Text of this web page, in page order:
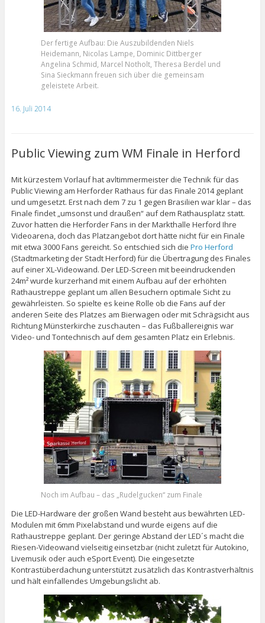
Der fertige Aufbau: Die Auszubildenden Niels
Heidemann, Nicolas Lampe, Dominic Dittberger
Angelina Schmid, Marcel Notholt, Theresa Berdel und
Sina Sieckmann freuen sich über die gemeinsam
geleistete Arbeit.
16. Juli 2014
Public Viewing zum WM Finale in Herford
Mit kürzestem Vorlauf hat avltimmermeister die Technik für das
Public Viewing am Herforder Rathaus für das Finale 2014 geplant
und umgesetzt. Erst nach dem 7 zu 1 gegen Brasilien war klar – das
Finale findet „umsonst und draußen“ auf dem Rathausplatz statt.
Zuvor hatten die Herforder Fans in der Markthalle Herford Ihre
Videoarena, doch das Platzangebot dort hätte nicht für ein Finale
mit etwa 3000 Fans gereicht. So entschied sich die Pro Herford
(Stadtmarketing der Stadt Herford) für die Übertragung des Finales
auf einer XL-Videowand. Der LED-Screen mit beeindruckenden
24m² wurde kurzerhand mit einem Aufbau auf der erhöhten
Rathaustreppe geplant um allen Besuchern optimale Sicht zu
gewährleisten. So spielte es keine Rolle ob die Fans auf der
anderen Seite des Platzes am Bierwagen oder mit Schrägsicht aus
Richtung Münsterkirche zuschauten – das Fußballereignis war
Video- und Tontechnisch auf dem gesamten Platz ein Erlebnis.
Noch im Aufbau – das „Rudelgucken“ zum Finale
Die LED-Hardware der großen Wand besteht aus bewährten LED-
Modulen mit 6mm Pixelabstand und wurde eigens auf die
Rathaustreppe geplant. Der geringe Abstand der LED´s macht die
Riesen-Videowand vielseitig einsetzbar (nicht zuletzt für Autokino,
Livemusik oder auch eSport Event). Die eingesetzte
Kontrastüberdachung unterstützt zusätzlich das Kontrastverhältnis
und hält einfallendes Umgebungslicht ab.